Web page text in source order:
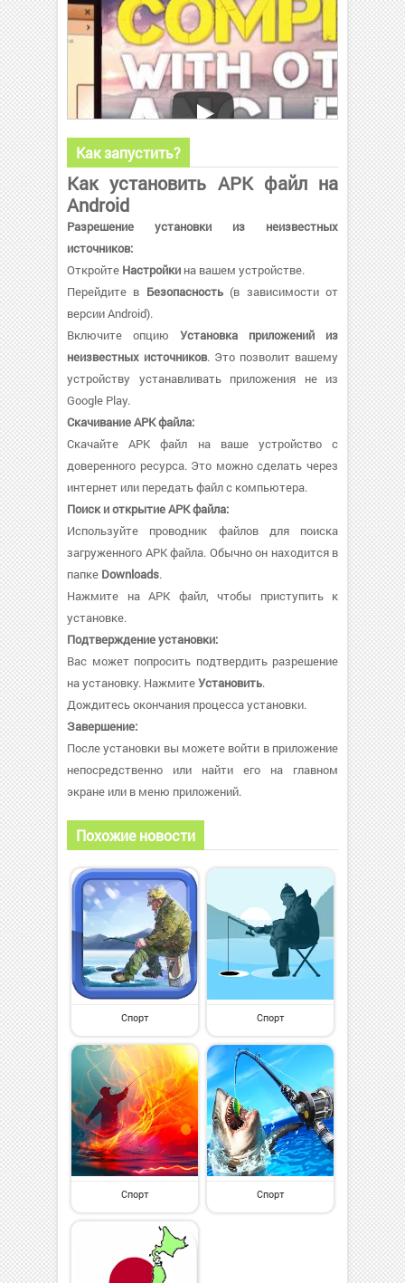
Как запустить?
Как установить APK файл на
Android
Разрешение установки из неизвестных
источников:
Откройте Настройки на вашем устройстве.
Перейдите в Безопасность(в зависимости от
версии Android).
Включите опцию Установка приложений из
неизвестных источников. Это позволит вашему
устройству устанавливать приложения не из
Google Play.
Скачивание APK файла:
Скачайте APK файл на ваше устройство с
доверенного ресурса. Это можно сделать через
интернет или передать файл с компьютера.
Поиск и открытие APK файла:
Используйте проводник файлов для поиска
загруженного APK файла. Обычно он находится в
папке Downloads.
Нажмите на APK файл, чтобы приступить к
установке.
Подтверждение установки:
Вас может попросить подтвердить разрешение
на установку. НажмитеУстановить.
Дождитесь окончания процесса установки.
Завершение:
После установки вы можете войти в приложение
непосредственно или найти его на главном
экране или в меню приложений.
Похожие новости
Спорт Спорт
Спорт Спорт